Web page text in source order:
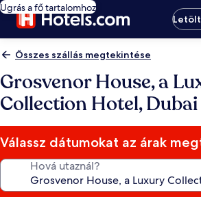
Ugrás a fő tartalomhoz
Összes szállás megtekintése
Grosvenor House, a
Collection Hotel, Dubai
Válassz dátumokat az árak
Hová utaznál?